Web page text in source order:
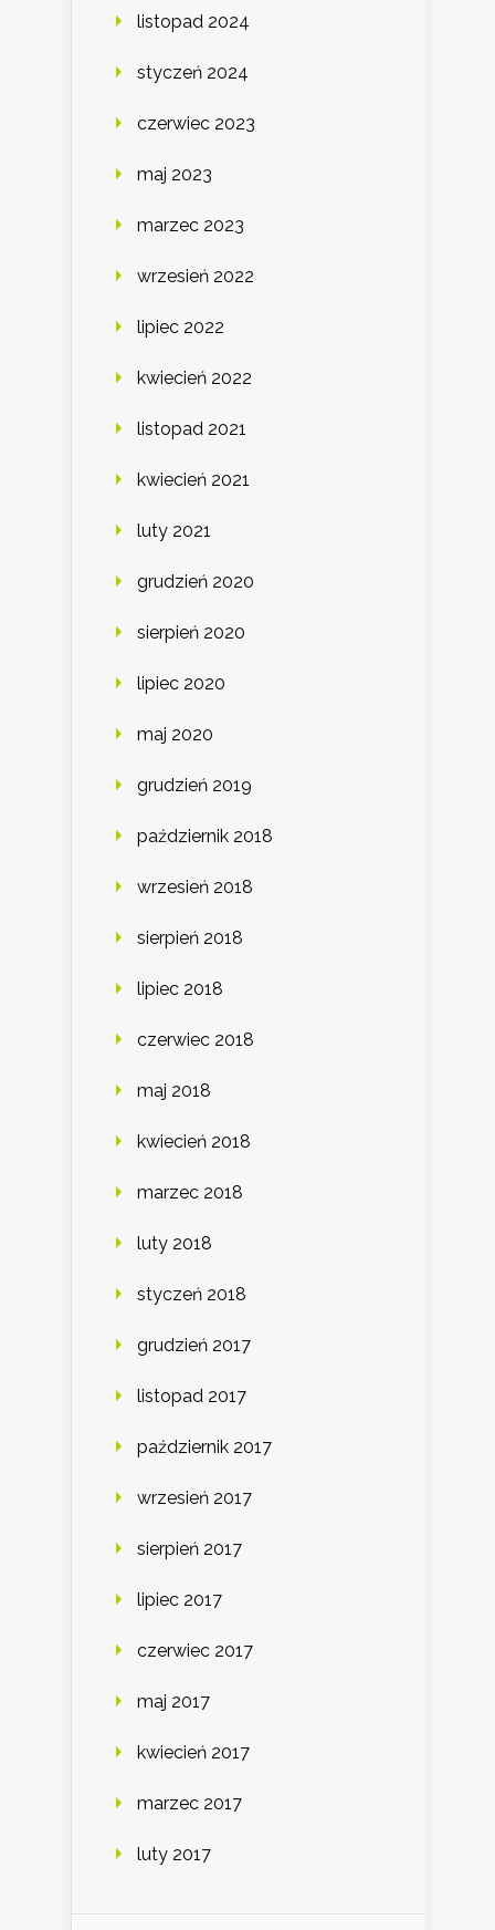
listopad 2024
styczeń 2024
czerwiec 2023
maj 2023
marzec 2023
wrzesień 2022
lipiec 2022
kwiecień 2022
listopad 2021
kwiecień 2021
luty 2021
grudzień 2020
sierpień 2020
lipiec 2020
maj 2020
grudzień 2019
październik 2018
wrzesień 2018
sierpień 2018
lipiec 2018
czerwiec 2018
maj 2018
kwiecień 2018
marzec 2018
luty 2018
styczeń 2018
grudzień 2017
listopad 2017
październik 2017
wrzesień 2017
sierpień 2017
lipiec 2017
czerwiec 2017
maj 2017
kwiecień 2017
marzec 2017
luty 2017